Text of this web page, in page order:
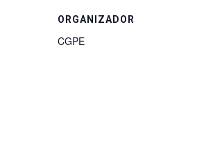
ORGANIZADOR
CGPE